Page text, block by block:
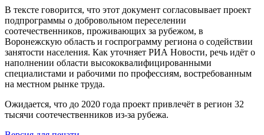
В тексте говорится, что этот документ согласовывает проект
подпрограммы о добровольном переселении
соотечественников, проживающих за рубежом, в
Воронежскую область и госпрограмму региона о содействии
занятости населения. Как уточняет РИА Новости, речь идёт о
наполнении области высококвалифицированными
специалистами и рабочими по профессиям, востребованным
на местном рынке труда.
Ожидается, что до 2020 года проект привлечёт в регион 32
тысячи соотечественников из-за рубежа.